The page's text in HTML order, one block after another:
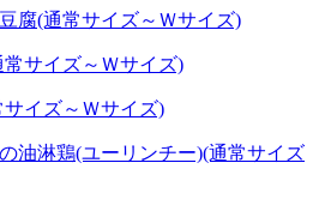
腐(通常サイズ～Ｗサイズ)
イズ～Ｗサイズ)